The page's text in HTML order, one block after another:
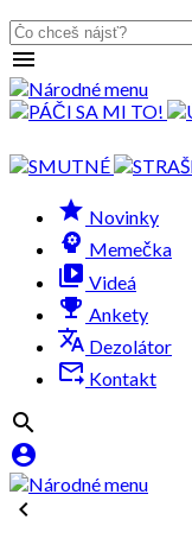
menu
grade Novinky
psychology Memečka
video_library Videá
emoji_events Ankety
translate Dezolátor
forward_to_inbox Kontakt


